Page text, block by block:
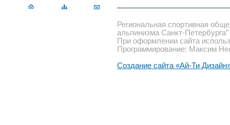
Региональная спортивная
альпинизма Санкт-Петербурга”
При оформлении сайта
Программирование: Максим
Создание сайта «Ай-Ти